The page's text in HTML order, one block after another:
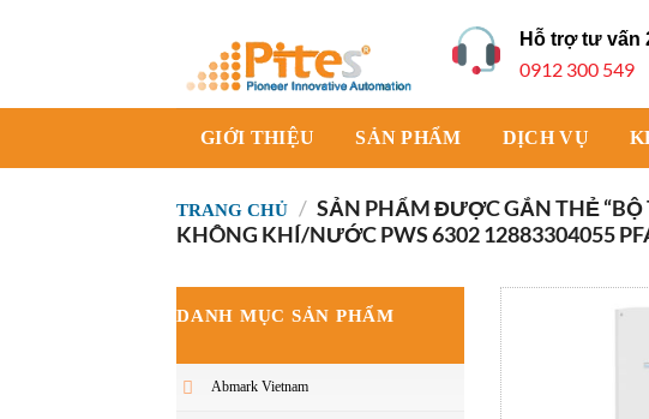
dung
Hỗ trợ tư vấn
0912 300 549
GIỚI THIỆU SẢN PHẨM DỊCH VỤ
TRANG CHỦ / SẢN PHẨM ĐƯỢC GẮN THẺ
KHÔNG KHÍ/NƯỚC PWS 6302 12883304055
DANH MỤC SẢN PHẨM
Abmark Vietnam